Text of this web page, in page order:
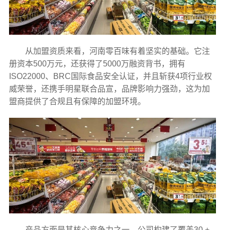
从加盟资质来看，河南零百味有着坚实的基础。它注
册资本500万元，还获得了5000万融资背书，拥有
ISO22000、BRC国际食品安全认证，并且斩获4项行业权
威荣誉，还携手明星联合品宣，品牌影响力强劲，这为加
盟商提供了合规且有保障的加盟环境。